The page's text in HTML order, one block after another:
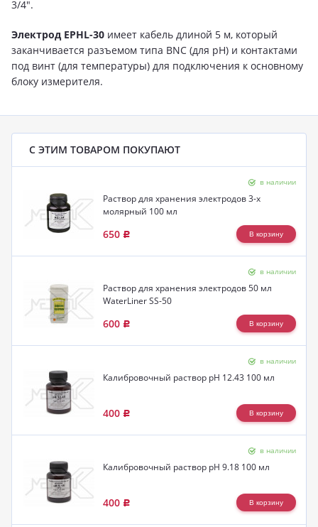
3/4".
Электрод EPHL-30 имеет кабель длиной 5 м, который
заканчивается разъемом типа BNC (для pH) и контактами
под винт (для температуры) для подключения к основному
блоку измерителя.
С ЭТИМ ТОВАРОМ ПОКУПАЮТ
в наличии
Раствор для хранения электродов 3-х
молярный 100 мл
650 Р
в наличии
Раствор для хранения электродов 50 мл
WaterLiner SS-50
600 Р
в наличии
Калибровочный раствор pH 12.43 100 мл
400 Р
в наличии
Калибровочный раствор pH 9.18 100 мл
400 Р